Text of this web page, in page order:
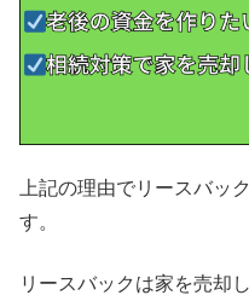
上記の理由でリースバッ
す。
リースバックは家を売却